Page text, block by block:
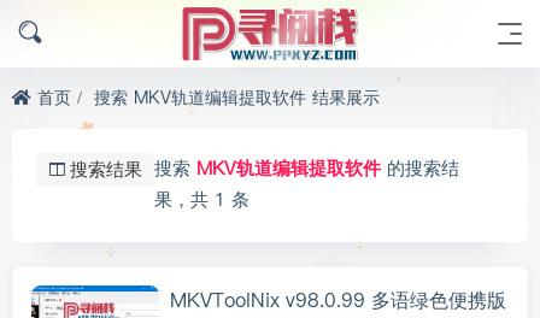
首页 搜索 MKV轨道编辑提取软件 结果展示
搜索结果 搜索 MKV轨道编辑提取软件的搜索结
果，共 1 条
MKVToolNix v98.0.99 多语绿色便携版